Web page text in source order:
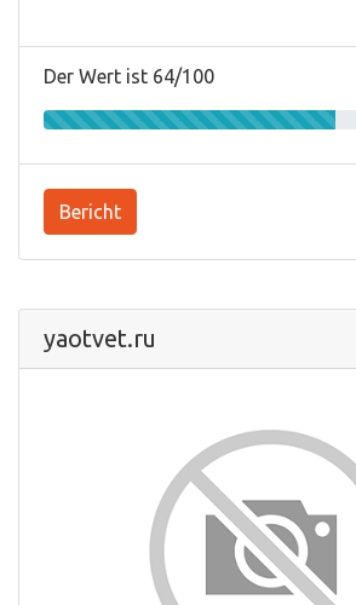
Der Wert ist 64/100
Bericht
yaotvet.ru